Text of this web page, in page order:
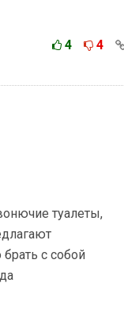
4 4
туалеты,
с собой